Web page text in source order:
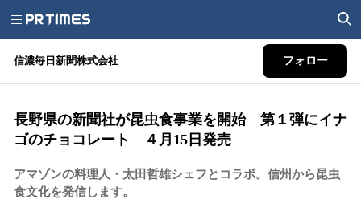
信濃毎日新聞株式会社 フォロー
長野県の新聞社が昆虫食事業を開始 第１弾にイナ
ゴのチョコレート ４月15日発売
アマゾンの料理人・太田哲雄シェフとコラボ。信州から昆虫
食文化を発信します。